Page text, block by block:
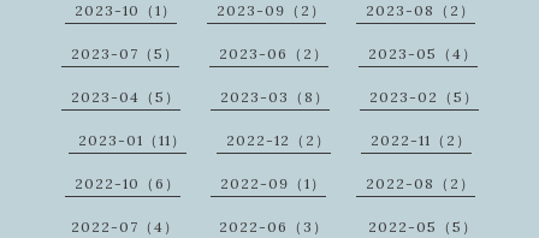
2023-10（1） 2023-09（2） 2023-08（2）
2023-07（5） 2023-06（2） 2023-05（4）
2023-04（5） 2023-03（8） 2023-02（5）
2023-01（11） 2022-12（2） 2022-11（2）
2022-10（6） 2022-09（1） 2022-08（2）
2022-07（4） 2022-06（3） 2022-05（5）